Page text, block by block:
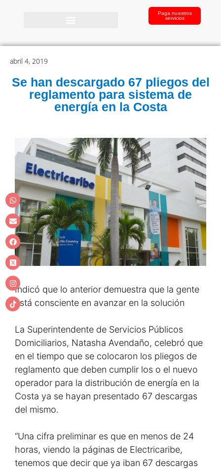
Paga nuestros
servicios
abril 4, 2019
Se han descargado 67 pliegos del
reglamento para sistema de
energía en la Costa
Indicó que lo anterior demuestra que la gente
está consciente en avanzar en la solución
La Superintendente de Servicios Públicos
Domiciliarios, Natasha Avendaño, celebró que
en el tiempo que se colocaron los pliegos de
reglamento que deben cumplir los o el nuevo
operador para la distribución de energía en la
Costa ya se hayan presentado 67 descargas
del mismo.
“Una cifra preliminar es que en menos de 24
horas, viendo la páginas de Electricaribe,
tenemos que decir que ya iban 67 descargas